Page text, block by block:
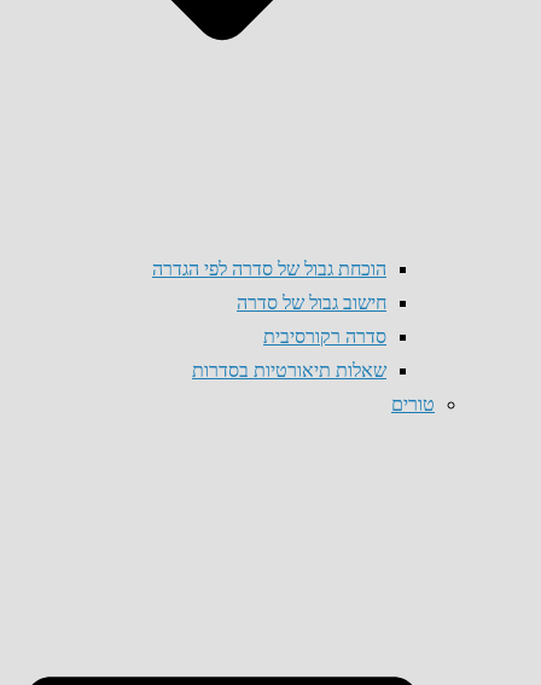
הוכחת גבול של סדרה לפי הגדרה
חישוב גבול של סדרה
סדרה רקורסיבית
שאלות תיאורטיות בסדרות
טורים